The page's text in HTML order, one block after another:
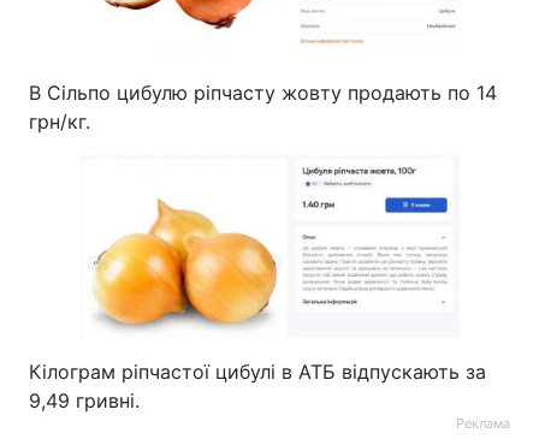
В Сільпо цибулю ріпчасту жовту продають по 14
грн/кг.
Кілограм ріпчастої цибулі в АТБ відпускають за
9,49 гривні.
Реклама